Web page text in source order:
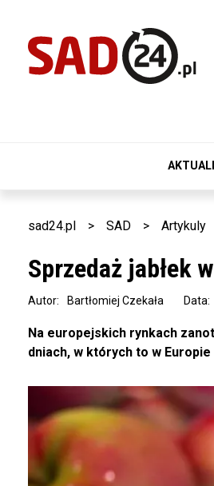
sad24.pl > SAD > Artykuly
Sprzedaż jabłek
Autor: Bartłomiej Czekała
Na europejskich rynkach
dniach, w których to w